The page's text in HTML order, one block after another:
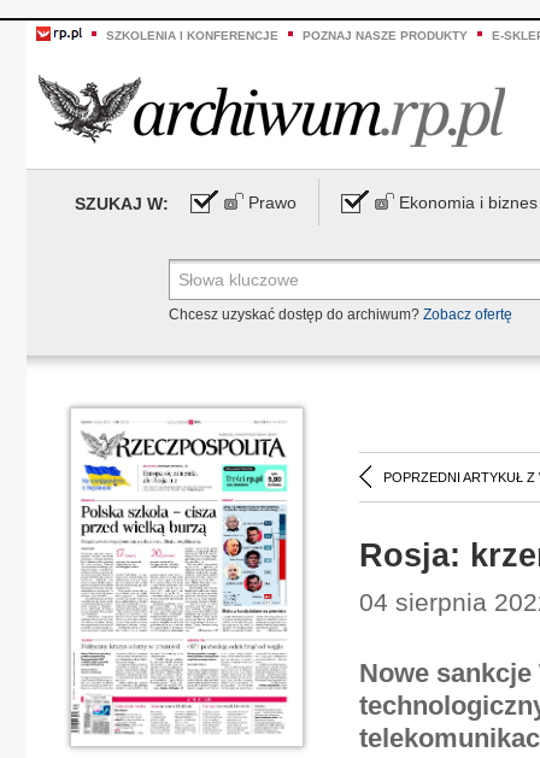
SZKOLENIA I KONFERENCJE POZNAJ NASZE PRODUKTY E-
SZUKAJ W: Prawo Ekonomia i biznes
Chcesz uzyskać dostęp do archiwum? Zobacz ofertę
POPRZEDNI ARTYKUŁ Z
Rosja:
04 sierpnia
Nowe